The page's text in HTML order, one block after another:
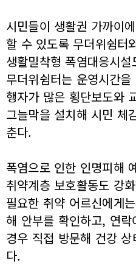
시민들이 생활권 가까이
할 수 있도록 무더위쉼터
생활밀착형 폭염대응시
무더위쉼터는 운영시간
행자가 많은 횡단보도와
그늘막을 설치해 시민 체
춘다.
폭염으로 인한 인명피해
취약계층 보호활동도 강
필요한 취약 어르신에게
해 안부를 확인하고, 연
경우 직접 방문해 건강
다.